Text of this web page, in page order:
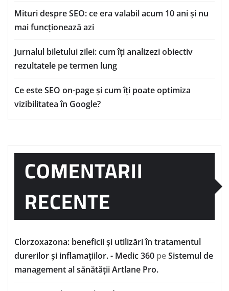
Mituri despre SEO: ce era valabil acum 10 ani și nu
mai funcționează azi
Jurnalul biletului zilei: cum îți analizezi obiectiv
rezultatele pe termen lung
Ce este SEO on-page și cum îți poate optimiza
vizibilitatea în Google?
COMENTARII
RECENTE
Clorzoxazona: beneficii și utilizări în tratamentul
durerilor și inflamațiilor. - Medic 360 peSistemul de
management al sănătății Artlane Pro.